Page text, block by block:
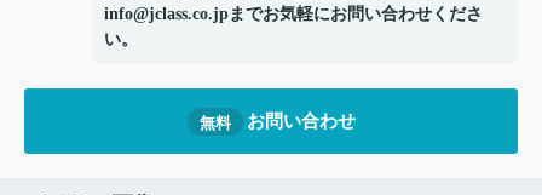
info@jclass.co.jpまでお気軽にお問い合わせくださ
い。
無料 お問い合わせ